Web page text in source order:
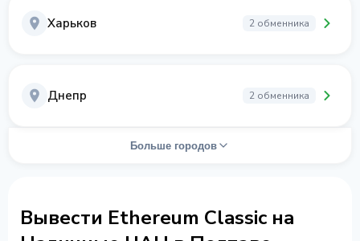
Харьков 2 обменника
Днепр 2 обменника
Больше городов
Вывести Ethereum Classic на